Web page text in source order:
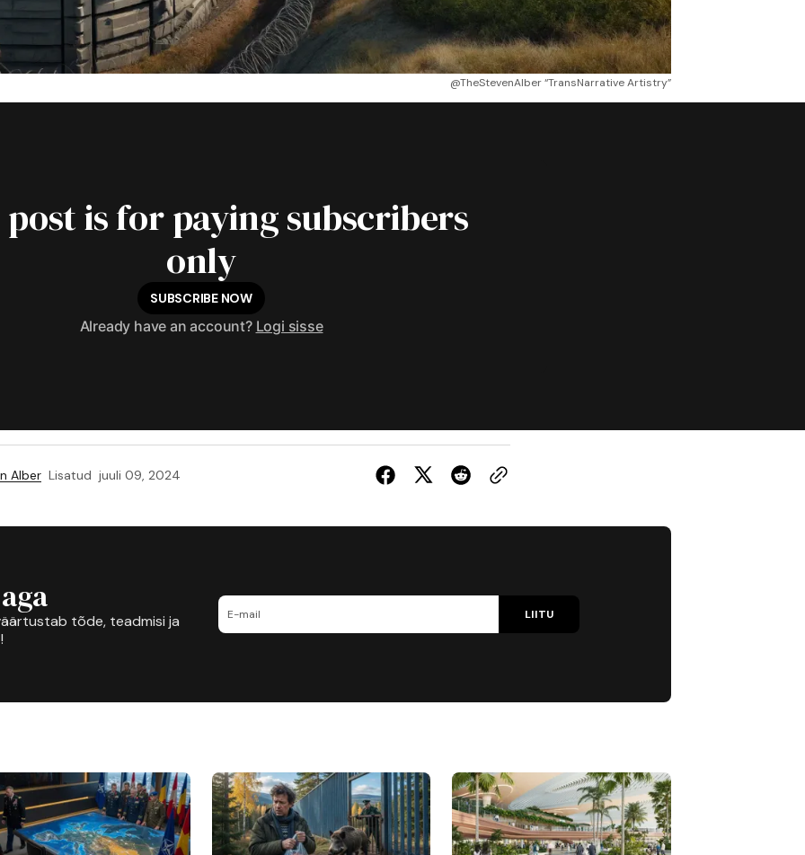
@TheStevenAlber “TransNarrative Artistry”
is for paying subscribers
only
SUBSCRIBE NOW
Already have an account? Logi sisse
Alber Lisatud juuli 09, 2024
tõde, teadmisi ja
LIITU